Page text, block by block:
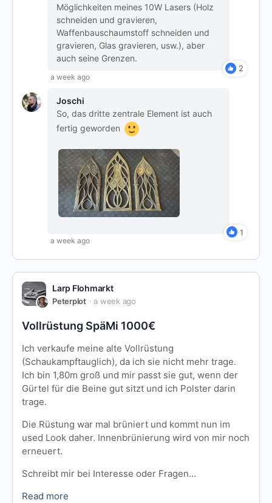
Möglichkeiten meines 10W Lasers (Holz
schneiden und gravieren,
Waffenbauschaumstoff schneiden und
gravieren, Glas gravieren, usw.), aber
auch seine Grenzen.
2
a week ago
Joschi
So, das dritte zentrale Element ist auch
fertig geworden
1
a week ago
Larp Flohmarkt
Peterplot a week ago
Vollrüstung SpäMi 1000€
Ich verkaufe meine alte Vollrüstung
(Schaukampftauglich), da ich sie nicht mehr trage.
Ich bin 1,80m groß und mir passt sie gut, wenn der
Gürtel für die Beine gut sitzt und ich Polster darin
trage.
Die Rüstung war mal brüniert und kommt nun im
used Look daher. Innenbrünierung wird von mir noch
erneuert.
Schreibt mir bei Interesse oder Fragen…
Read more